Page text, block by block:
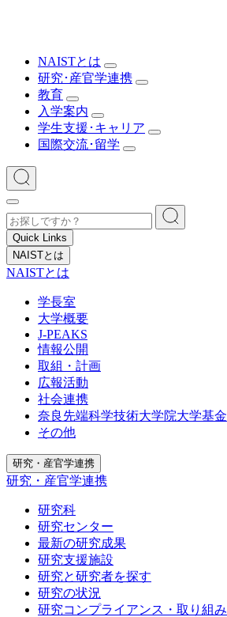
NAISTとは
研究･産官学連携
教育
入学案内
学生支援･キャリア
国際交流･留学
Quick Links
NAISTとは
NAISTとは
学長室
大学概要
J-PEAKS
情報公開
取組・計画
広報活動
社会連携
奈良先端科学技術大学院大学基金
その他
研究・産官学連携
研究・産官学連携
研究科
研究センター
最新の研究成果
研究支援施設
研究と研究者を探す
研究の状況
研究コンプライアンス・取り組み